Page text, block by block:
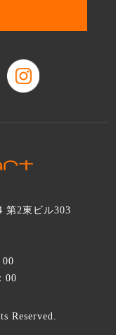
第2東ビル303
00
Reserved.